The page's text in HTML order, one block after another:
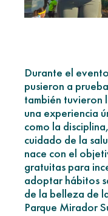
Durante el
pusieron a
también tuvieron
una experiencia
como la
cuidado de la
nace con el
gratuitas para
adoptar hábitos
de la belleza de
Parque Mirador